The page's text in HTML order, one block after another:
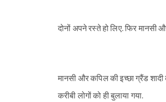
दोनों अपने रस्ते हो लिए. फिर
मानसी और कपिल की इच्छा ग्रैंड
करीबी लोगों को ही बुलाया गया.